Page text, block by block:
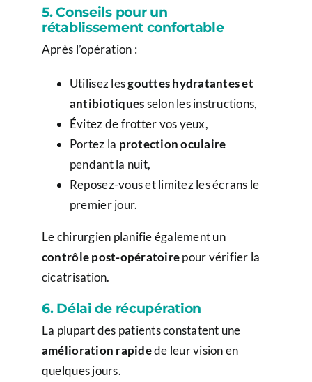
5. Conseils pour un
rétablissement confortable
Après l’opération :
Utilisez lesgouttes hydratantes et
antibiotiquesselon les instructions,
Évitez de frotter vos yeux,
Portez la protection oculaire
pendant la nuit,
Reposez-vous et limitez les écrans le
premier jour.
Le chirurgien planifie également un
contrôle post-opératoirepour vérifier la
cicatrisation.
6. Délai de récupération
La plupart des patients constatent une
amélioration rapidede leur vision en
quelques jours.